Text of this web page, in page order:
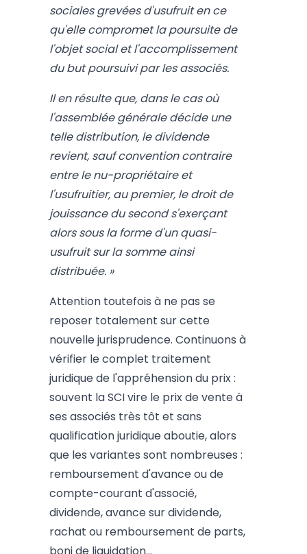
sociales grevées d'usufruit en ce
qu'elle compromet la poursuite de
l'objet social et l'accomplissement
du but poursuivi par les associés.
Il en résulte que, dans le cas où
l'assemblée générale décide une
telle distribution, le dividende
revient, sauf convention contraire
entre le nu-propriétaire et
l'usufruitier, au premier, le droit de
jouissance du second s'exerçant
alors sous la forme d'un quasi-
usufruit sur la somme ainsi
distribuée. »
Attention toutefois à ne pas se
reposer totalement sur cette
nouvelle jurisprudence. Continuons à
vérifier le complet traitement
juridique de l'appréhension du prix :
souvent la SCI vire le prix de vente à
ses associés très tôt et sans
qualification juridique aboutie, alors
que les variantes sont nombreuses :
remboursement d'avance ou de
compte-courant d'associé,
dividende, avance sur dividende,
rachat ou remboursement de parts,